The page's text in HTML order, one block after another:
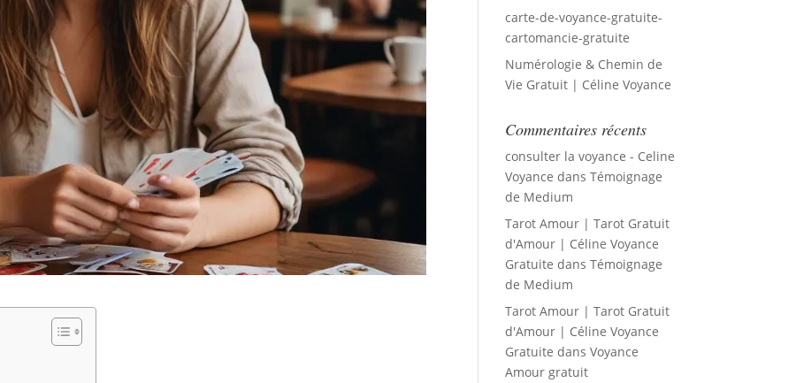
carte-de-voyance-gratuite-
cartomancie-gratuite
Numérologie & Chemin de
Vie Gratuit | Céline Voyance
Commentaires récents
consulter la voyance - Celine
Voyance dansTémoignage
de Medium
Tarot Amour | Tarot Gratuit
d'Amour | Céline Voyance
Gratuite dansTémoignage
de Medium
Tarot Amour | Tarot Gratuit
d'Amour | Céline Voyance
Gratuite dansVoyance
Amour gratuit